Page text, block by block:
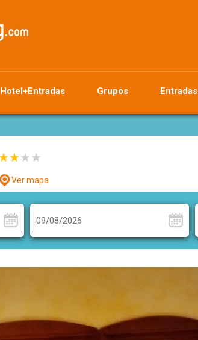
Hotel+Entradas Grupos Entradas
Ver mapa